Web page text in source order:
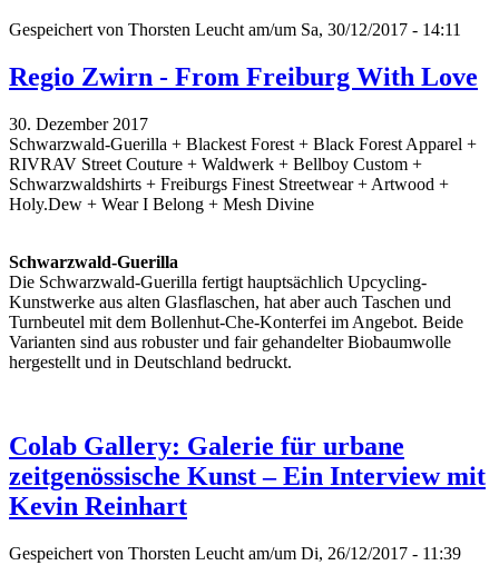
Gespeichert von Thorsten Leucht am/um Sa, 30/12/2017 - 14:11
Regio Zwirn - From Freiburg With Love
30. Dezember 2017
Schwarzwald-Guerilla + Blackest Forest + Black Forest Apparel +
RIVRAV Street Couture + Waldwerk + Bellboy Custom +
Schwarzwaldshirts + Freiburgs Finest Streetwear + Artwood +
Holy.Dew + Wear I Belong + Mesh Divine
Schwarzwald-Guerilla
Die Schwarzwald-Guerilla fertigt hauptsächlich Upcycling-
Kunstwerke aus alten Glasflaschen, hat aber auch Taschen und
Turnbeutel mit dem Bollenhut-Che-Konterfei im Angebot. Beide
Varianten sind aus robuster und fair gehandelter Biobaumwolle
hergestellt und in Deutschland bedruckt.
Colab Gallery: Galerie für urbane
zeitgenössische Kunst – Ein Interview mit
Kevin Reinhart
Gespeichert von Thorsten Leucht am/um Di, 26/12/2017 - 11:39